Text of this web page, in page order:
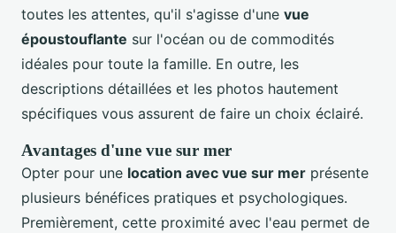
toutes les attentes, qu'il s'agisse d'une vue
époustouflante sur l'océan ou de commodités
idéales pour toute la famille. En outre, les
descriptions détaillées et les photos hautement
spécifiques vous assurent de faire un choix éclairé.
Avantages d'une vue sur mer
Opter pour une location avec vue sur mer présente
plusieurs bénéfices pratiques et psychologiques.
Premièrement, cette proximité avec l'eau permet de